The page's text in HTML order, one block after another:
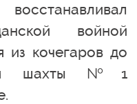
войной
из кочегаров до
шахты №1